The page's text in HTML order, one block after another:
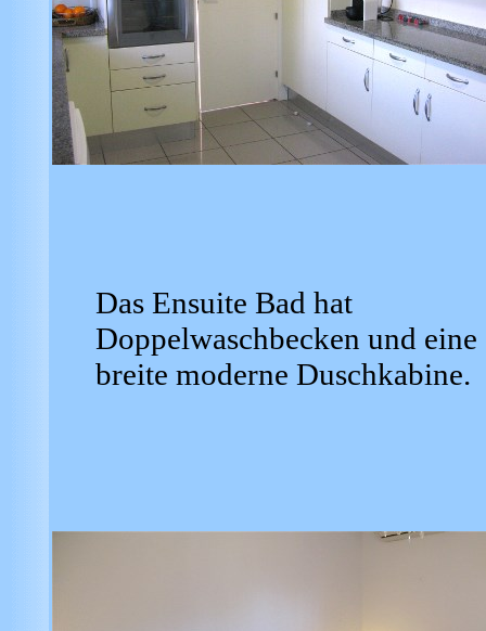
Das Ensuite Bad hat
Doppelwaschbecken und eine
breite moderne Duschkabine.